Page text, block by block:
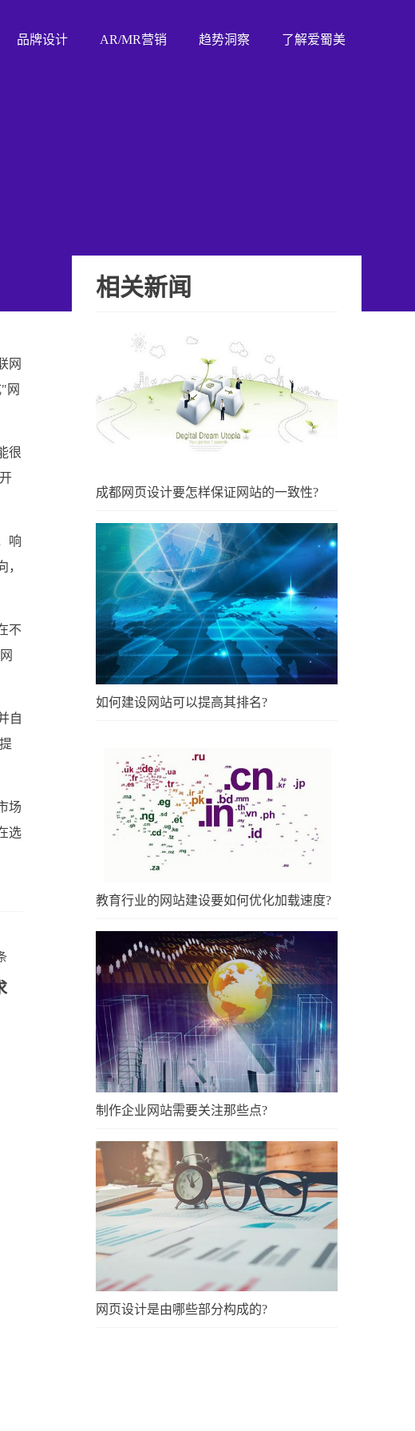
品牌设计 AR/MR营销 趋势洞察 了解爱蜀美
网
网
很
响
，
不
自
场
选
相关新闻
成都网页设计要怎样保证网站的一致性?
如何建设网站可以提高其排名?
教育行业的网站建设要如何优化加载速度?
制作企业网站需要关注那些点?
网页设计是由哪些部分构成的?